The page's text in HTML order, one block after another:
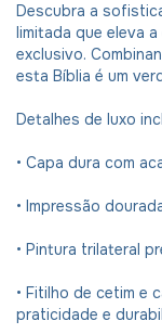
Descubra a
limitada que eleva
exclusivo.
esta Bíblia é um
Detalhes de luxo
• Capa dura com
• Impressão
• Pintura trilateral
• Fitilho de cetim e
praticidade e